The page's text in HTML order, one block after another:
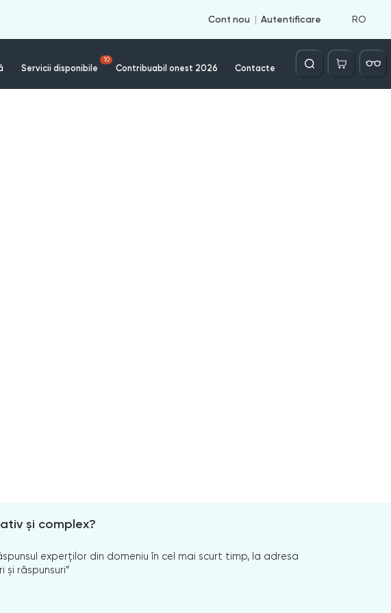
Cont nou Autentificare RO
Servicii disponibile
10
Contribuabil onest 2026 Contacte
Căutare
și complex?
experților din domeniu în cel mai scurt timp, la adresa
răspunsuri”